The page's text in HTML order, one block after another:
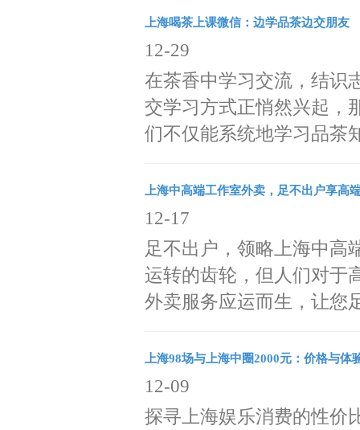
上海喝茶上课微信：边学品茶边交朋友
12-29
在茶香中学习交流，结识
交学习方式正悄然兴起，
们不仅能系统地学习品茶
上海中高端工作室外卖，足不出户享高
12-17
足不出户，领略上海中高
运转的齿轮，但人们对于
外卖服务应运而生，让您
上海98场与上海中圈2000元：价格与体
12-09
探寻上海娱乐消费的性价